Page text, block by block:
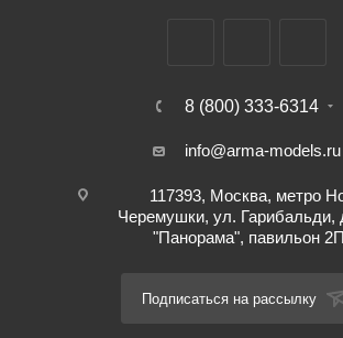
8 (800) 333-6314
info@arma-models.ru
117393, Москва, метро
Черемушки, ул. Гарибальди,
"Панорама", павильон
Подписаться на рассылку